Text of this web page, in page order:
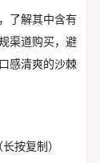
了解其中含有
渠道购买，避
感清爽的沙棘
按复制）